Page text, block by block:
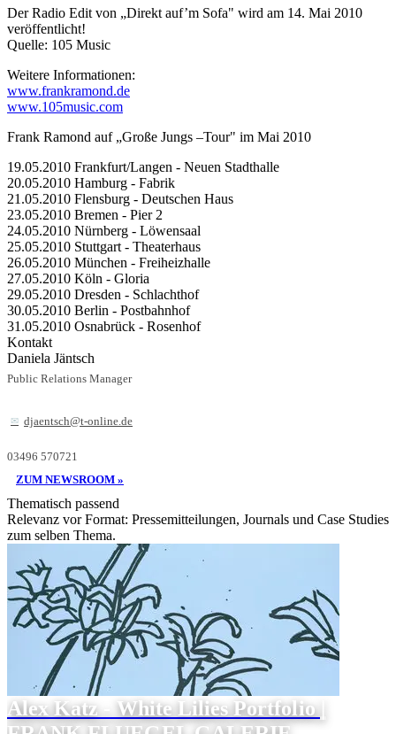
Der Radio Edit von „Direkt auf’m Sofa" wird am 14. Mai 2010
veröffentlicht!
Quelle: 105 Music
Weitere Informationen:
www.frankramond.de
www.105music.com
Frank Ramond auf „Große Jungs –Tour" im Mai 2010
19.05.2010 Frankfurt/Langen - Neuen Stadthalle
20.05.2010 Hamburg - Fabrik
21.05.2010 Flensburg - Deutschen Haus
23.05.2010 Bremen - Pier 2
24.05.2010 Nürnberg - Löwensaal
25.05.2010 Stuttgart - Theaterhaus
26.05.2010 München - Freiheizhalle
27.05.2010 Köln - Gloria
29.05.2010 Dresden - Schlachthof
30.05.2010 Berlin - Postbahnhof
31.05.2010 Osnabrück - Rosenhof
Kontakt
Daniela Jäntsch
Public Relations Manager
djaentsch@t-online.de
03496 570721
ZUM NEWSROOM »
Thematisch passend
Relevanz vor Format: Pressemitteilungen, Journals und Case Studies
zum selben Thema.
Alex Katz - White Lilies Portfolio |